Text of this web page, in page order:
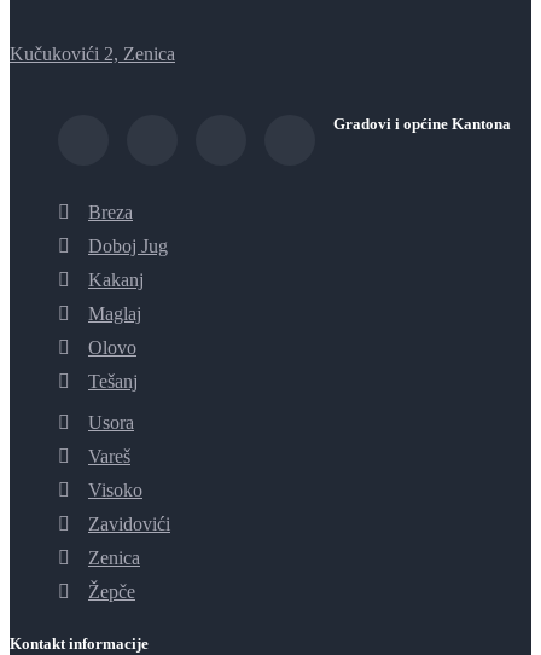
Kučukovići 2, Zenica
Gradovi i općine Kantona
Breza
Doboj Jug
Kakanj
Maglaj
Olovo
Tešanj
Usora
Vareš
Visoko
Zavidovići
Zenica
Žepče
Kontakt informacije